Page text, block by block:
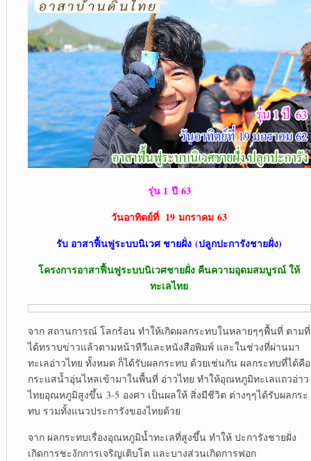
รุ่น 1 ปี 63
วันอาทิตย์ที่ 19 มกราคม 63
รับ อาสาฟื้นฟูระบบนิเวศ ชายฝั่ง (ปลูกปะการังชายฝั่ง)
โครงการอาสาฟื้นฟูระบบนิเวศชายฝั่ง คืนความอุดมสมบูรณ์ ให้
ทะเลไทย
จาก สถานการณ์ โลกร้อน ทำให้เกิดผลกระทบในหลายๆๆพื้นที่ ตามที่
ได้ทราบข่าวแล้วตามหน้าทีวีและหนังสือพิมพ์ และในช่วงที่ผ่านมา
ทะเลอ่าวไทย ทั้งหมด ก็ได้รับผลกระทบ ด้วยเช่นกัน ผลกระทบที่ได้คือ
กระแสน้ำอุ่นไหลเข้ามาในพื้นที่ อ่าวไทย ทำให้อุณหภูมิทะเลแถวอ่าว
ไทยอุณหภูมิสูงขึ้น 3-5 องศา เป็นผลให้ สิ่งมีชีวิต ต่างๆๆได้รับผลกระ
ทบ รวมทั้งแนวประการังของไทยด้วย
จาก ผลกระทบเรื่องอุณหภูมิน้ำทะเลที่สูงขึ้น ทำให้ ปะการังชายฝั่ง
เกิดการชะงักการเจริญเติบโต และบางส่วนเกิดการฟอก